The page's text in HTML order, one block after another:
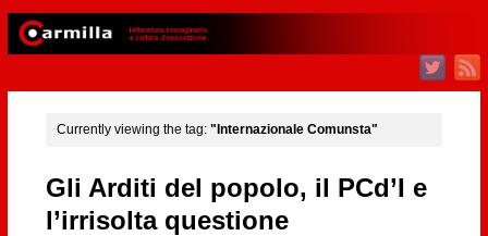
Currently viewing the tag: "Internazionale Comunsta"
Gli Arditi del popolo, il PCd’I e
l’irrisolta questione